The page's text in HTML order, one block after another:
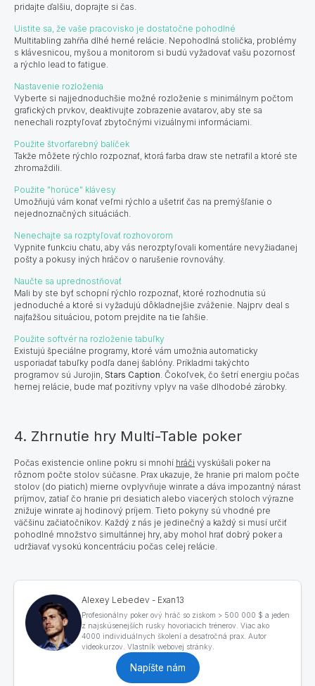
pridajte ďalšiu, doprajte si čas.
Uistite sa, že vaše pracovisko je dostatočne pohodlné
Multitabling zahŕňa dlhé herné relácie. Nepohodlná stolička, problémy
s klávesnicou, myšou a monitorom si budú vyžadovať vašu pozornosť
a rýchlo lead to fatigue.
Nastavenie rozloženia
Vyberte si najjednoduchšie možné rozloženie s minimálnym počtom
grafických prvkov, deaktivujte zobrazenie avatarov, aby ste sa
nenechali rozptyľovať zbytočnými vizuálnymi informáciami.
Použite štvorfarebný balíček
Takže môžete rýchlo rozpoznať, ktorá farba draw ste netrafil a ktoré ste
zhromaždili.
Použite "horúce" klávesy
Umožňujú vám konať veľmi rýchlo a ušetriť čas na premýšľanie o
nejednoznačných situáciách.
Nenechajte sa rozptyľovať rozhovorom
Vypnite funkciu chatu, aby vás nerozptyľovali komentáre nevyžiadanej
pošty a pokusy iných hráčov o narušenie rovnováhy.
Naučte sa uprednostňovať
Mali by ste byť schopní rýchlo rozpoznať, ktoré rozhodnutia sú
jednoduché a ktoré si vyžadujú dôkladnejšie zváženie. Najprv deal s
najťažšou situáciou, potom prejdite na tie ľahšie. ​
Použite softvér na rozloženie tabuľky
Existujú špeciálne programy, ktoré vám umožnia automaticky
usporiadať tabuľky podľa danej šablóny. Príkladmi takýchto
programov sú Jurojin, Stars Caption . Čokoľvek, čo šetrí energiu počas
hernej relácie, bude mať pozitívny vplyv na vaše dlhodobé zárobky.
4. Zhrnutie hry Multi-Table poker
Počas existencie online pokru si mnohí hráči vyskúšali poker na
rôznom počte stolov súčasne. Prax ukazuje, že hranie pri malom počte
stolov (do piatich) mierne ovplyvňuje winrate a dáva impozantný nárast
príjmov, zatiaľ čo hranie pri desiatich alebo viacerých stoloch výrazne
znižuje winrate aj hodinový príjem. Tieto pokyny sú vhodné pre
väčšinu začiatočníkov. Každý z nás je jedinečný a každý si musí určiť
pohodlné množstvo simultánnej hry, aby mohol hrať dobrý poker a
udržiavať vysokú koncentráciu počas celej relácie.
Alexey Lebedev - Exan13
Profesionálny poker ový hráč so ziskom > 500 000 $ a jeden
z najskúsenejších rusky hovoriacich trénerov. Viac ako
4000 individuálnych školení a desaťročná prax. Autor
videokurzov. Vlastník webovej stránky.
Napíšte nám